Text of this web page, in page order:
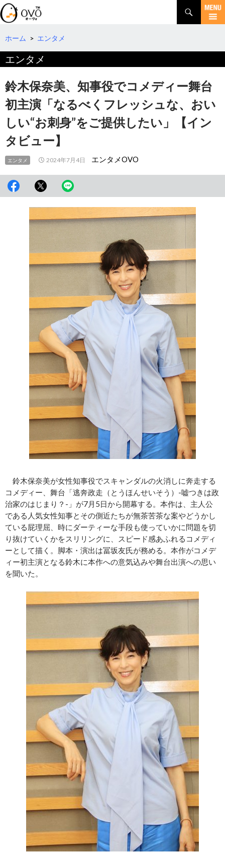
検
索
コ
テ
へ
動
ホーム > エンタメ
エンタメ
鈴木保奈美、知事役でコメディー舞台
初主演「なるべくフレッシュな、おい
しい“お刺身”をご提供したい」【イン
タビュー】
エンタメ 2024年7月4日 エンタメOVO
鈴木保奈美が女性知事役でスキャンダルの火消しに奔走する
コメディー、舞台「逃奔政走（とうほんせいそう）‐嘘つきは政
治家のはじまり？‐」が7月5日から開幕する。本作は、主人公
である人気女性知事とその側近たちが無茶苦茶な案やどうかし
ている屁理屈、時にダーティーな手段も使っていかに問題を切
り抜けていくかをスリリングに、スピード感あふれるコメディ
ーとして描く。脚本・演出は冨坂友氏が務める。本作がコメデ
ィー初主演となる鈴木に本作への意気込みや舞台出演への思い
を聞いた。